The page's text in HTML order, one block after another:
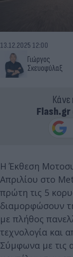
Γιώργος
Σκευοφύλαξ
13.12.2025 12:00
Κάνε
Flash.gr
Η Έκθεση
Απριλίου στο
πρώτη τις 5
διαμορφώσουν
με πλήθος
τεχνολογία και
Σύμφωνα με τις